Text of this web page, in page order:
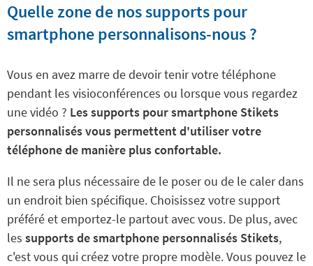
Quelle zone de nos supports pour
smartphone personnalisons-nous ?
Vous en avez marre de devoir tenir votre téléphone
pendant les visioconférences ou lorsque vous regardez
une vidéo ? Les supports pour smartphone Stikets
personnalisés vous permettent d'utiliser votre
téléphone de manière plus confortable.
Il ne sera plus nécessaire de le poser ou de le caler dans
un endroit bien spécifique. Choisissez votre support
préféré et emportez-le partout avec vous. De plus, avec
les supports de smartphone personnalisés Stikets,
c'est vous qui créez votre propre modèle. Vous pouvez le